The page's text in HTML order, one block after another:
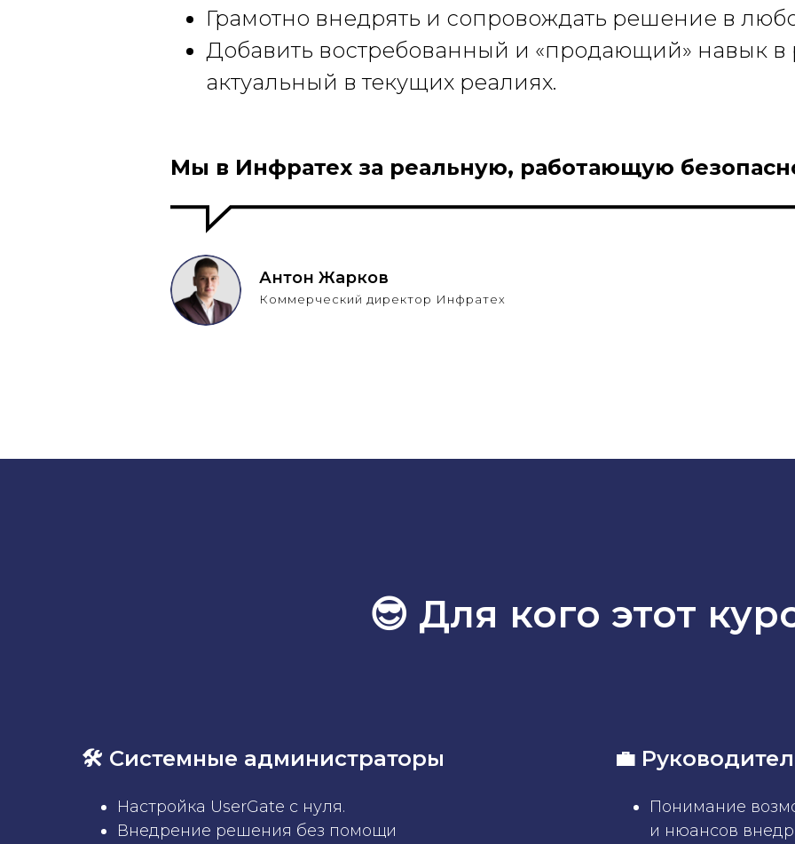
Грамотно внедрять и сопровождать решение в
Добавить востребованный и «продающий» навык
актуальный в текущих реалиях.
Мы в Инфратех за реальную, работающую
Антон Жарков
Коммерческий директор Инфратех
😎 Для кого этот
🛠 Системные администраторы
Настройка UserGate с нуля.
Внедрение решения без помощи
💼
Понимание
и нюансов